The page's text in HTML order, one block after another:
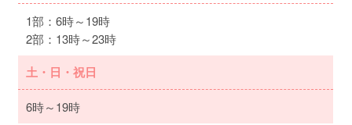
1部：6時～19時
2部：13時～23時
土・日・祝日
6時～19時